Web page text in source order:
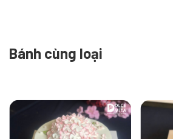
Bánh cùng loại